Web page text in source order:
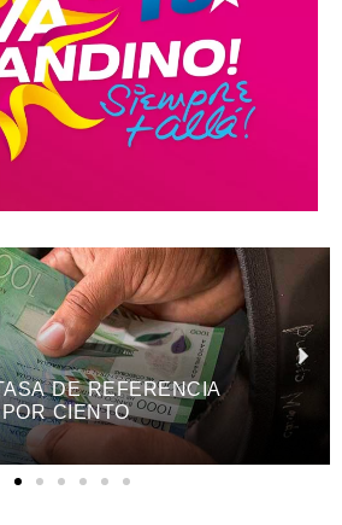
NICARAGUA 2026
EL FESTIVAL
LAS ARTES, CULTURA Y